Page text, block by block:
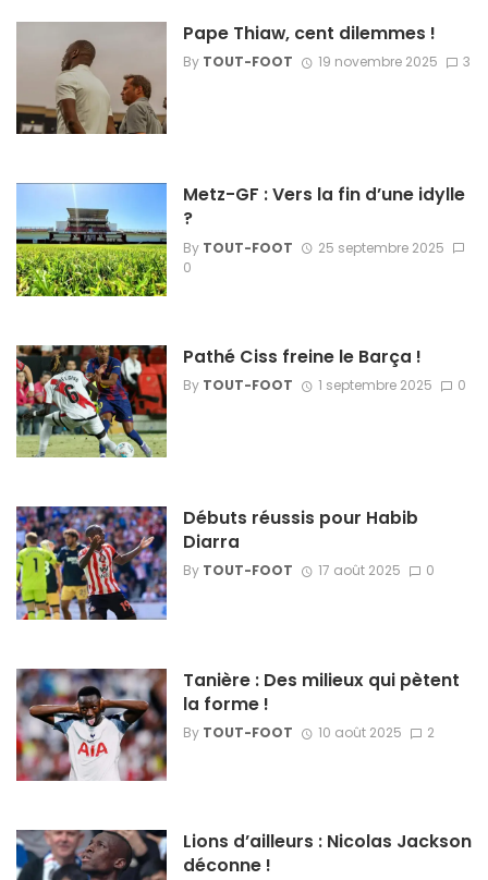
Pape Thiaw, cent dilemmes !
By TOUT-FOOT 19 novembre 2025 3
Metz-GF : Vers la fin d’une idylle
?
By TOUT-FOOT
25 septembre 2025
0
Pathé Ciss freine le Barça !
By TOUT-FOOT 1 septembre 2025 0
Débuts réussis pour Habib
Diarra
By TOUT-FOOT 17 août 2025 0
Tanière : Des milieux qui pètent
la forme !
By TOUT-FOOT 10 août 2025 2
Lions d’ailleurs : Nicolas Jackson
déconne !